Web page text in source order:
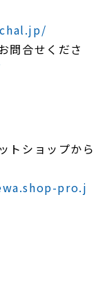
問合せくださ
トショップから
pro.j